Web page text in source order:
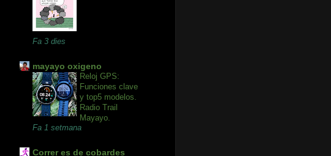
Fa 3 dies
mayayo oxigeno
Reloj GPS:
Funciones clave
y top5 modelos.
Radio Trail
Mayayo.
Fa 1 setmana
Correr es de cobardes